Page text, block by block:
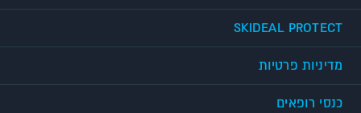
SKIDEAL PROTECT
מדיניות פרטיות
כנסי רופאים